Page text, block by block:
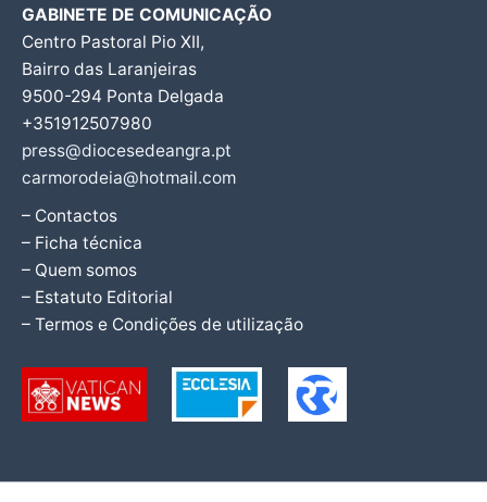
GABINETE DE COMUNICAÇÃO
Centro Pastoral Pio XII,
Bairro das Laranjeiras
9500-294 Ponta Delgada
+351912507980
press@diocesedeangra.pt
carmorodeia@hotmail.com
– Contactos
– Ficha técnica
– Quem somos
– Estatuto Editorial
– Termos e Condições de utilização